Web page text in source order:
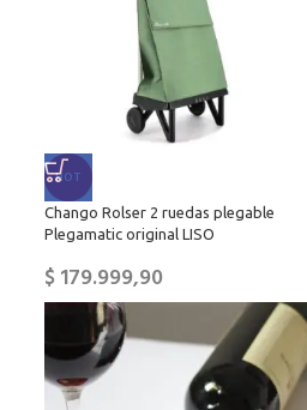
HOT
Chango Rolser 2 ruedas plegable
Plegamatic original LISO
$179.999,90